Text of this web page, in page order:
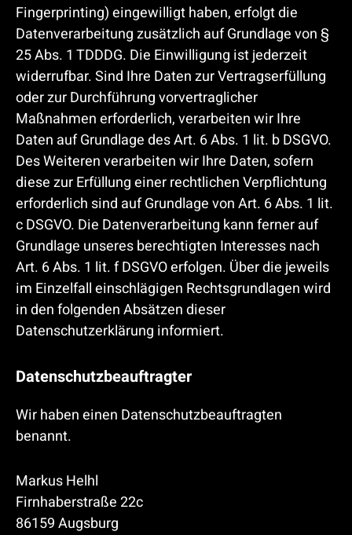
Fingerprinting) eingewilligt haben, erfolgt die
Datenverarbeitung zusätzlich auf Grundlage von §
25 Abs. 1 TDDDG. Die Einwilligung ist jederzeit
widerrufbar. Sind Ihre Daten zur Vertragserfüllung
oder zur Durchführung vorvertraglicher
Maßnahmen erforderlich, verarbeiten wir Ihre
Daten auf Grundlage des Art. 6 Abs. 1 lit. b DSGVO.
Des Weiteren verarbeiten wir Ihre Daten, sofern
diese zur Erfüllung einer rechtlichen Verpflichtung
erforderlich sind auf Grundlage von Art. 6 Abs. 1 lit.
c DSGVO. Die Datenverarbeitung kann ferner auf
Grundlage unseres berechtigten Interesses nach
Art. 6 Abs. 1 lit. f DSGVO erfolgen. Über die jeweils
im Einzelfall einschlägigen Rechtsgrundlagen wird
in den folgenden Absätzen dieser
Datenschutzerklärung informiert.
Datenschutz­beauftragter
Wir haben einen Datenschutzbeauftragten
benannt.
Markus Helhl
Firnhaberstraße 22c
86159 Augsburg